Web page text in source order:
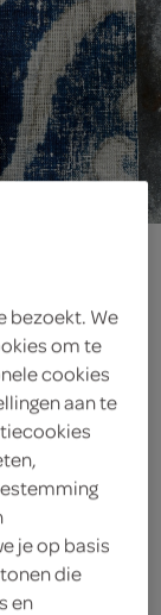
bezoekt. We
om te
cookies
aan te
je op basis
die
en